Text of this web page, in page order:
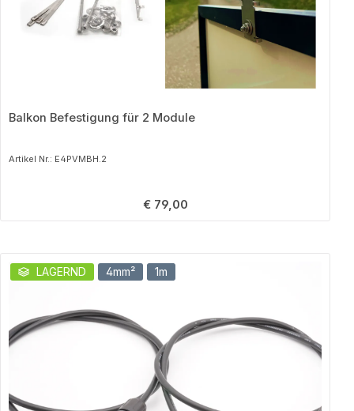
Balkon Befestigung für 2 Module
Artikel Nr.: E4PVMBH.2
Regulärer Preis:
€ 79,00
Produktgalerie überspringen
LAGERND 4mm² 1m